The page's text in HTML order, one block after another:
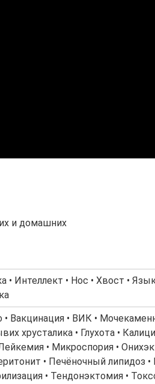
и домашних
• Интеллект • Нос • Хвост •
Вакцинация • ВИК •
хрусталика • Глухота •
• Микроспория •
• Печёночный липидоз •
• Тендонэктомия •